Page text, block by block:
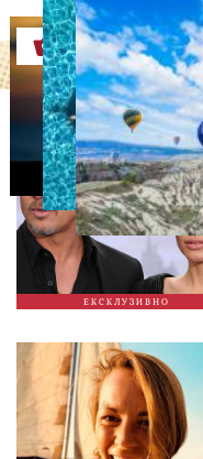
Оферти
ЕКСКЛУЗИВНО